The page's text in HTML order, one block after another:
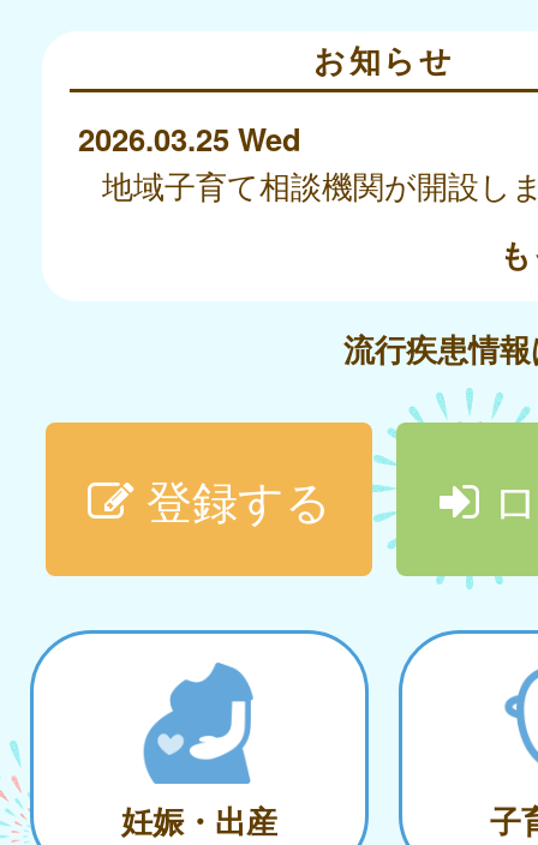
お知らせ
2026.03.25 Wed
地域子育て相談機関が開設し
流行疾患情
登録する
妊娠・出産 子